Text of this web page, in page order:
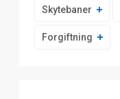
Skytebaner
Forgiftning